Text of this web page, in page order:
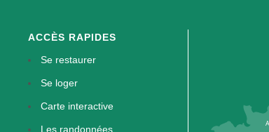
ACCÈS RAPIDES
Se restaurer
Se loger
Carte interactive
Les randonnées